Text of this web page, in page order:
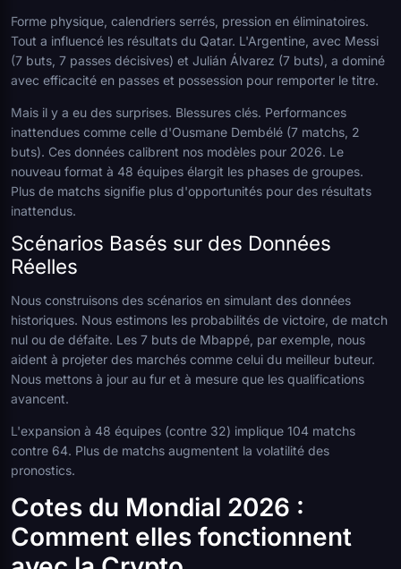
Forme physique, calendriers serrés, pression en éliminatoires.
Tout a influencé les résultats du Qatar. L'Argentine, avec Messi
(7 buts, 7 passes décisives) et Julián Álvarez (7 buts), a dominé
avec efficacité en passes et possession pour remporter le titre.
Mais il y a eu des surprises. Blessures clés. Performances
inattendues comme celle d'Ousmane Dembélé (7 matchs, 2
buts). Ces données calibrent nos modèles pour 2026. Le
nouveau format à 48 équipes élargit les phases de groupes.
Plus de matchs signifie plus d'opportunités pour des résultats
inattendus.
Scénarios Basés sur des Données
Réelles
Nous construisons des scénarios en simulant des données
historiques. Nous estimons les probabilités de victoire, de match
nul ou de défaite. Les 7 buts de Mbappé, par exemple, nous
aident à projeter des marchés comme celui du meilleur buteur.
Nous mettons à jour au fur et à mesure que les qualifications
avancent.
L'expansion à 48 équipes (contre 32) implique 104 matchs
contre 64. Plus de matchs augmentent la volatilité des
pronostics.
Cotes du Mondial 2026 :
Comment elles fonctionnent